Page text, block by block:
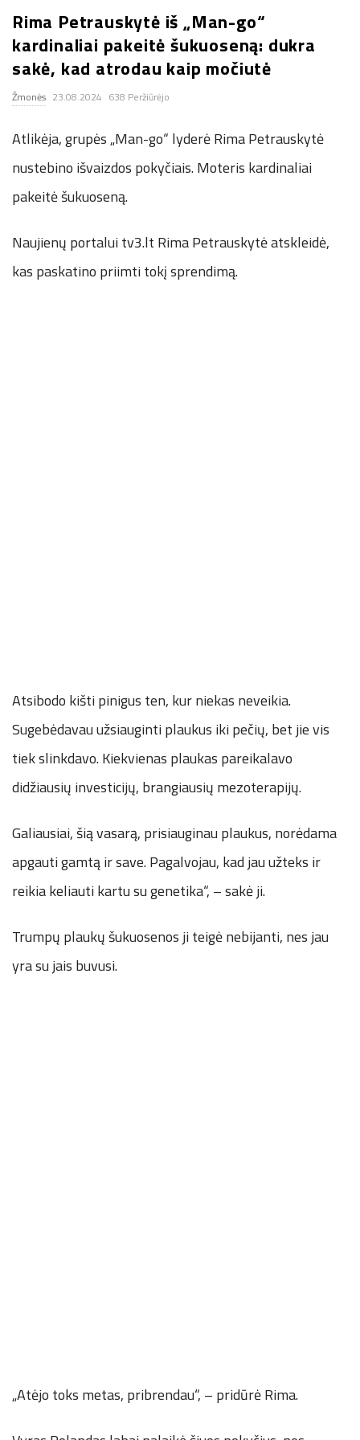
.
c
o
.
u
k
Rima Petrauskytė iš „Man-go“
kardinaliai pakeitė šukuoseną: dukra
sakė, kad atrodau kaip močiutė
Žmonės 23.08.2024 638 Peržiūrėjo
Atlikėja, grupės „Man-go“ lyderė Rima Petrauskytė
nustebino išvaizdos pokyčiais. Moteris kardinaliai
pakeitė šukuoseną.
Naujienų portalui tv3.lt Rima Petrauskytė atskleidė,
kas paskatino priimti tokį sprendimą.
Atsibodo kišti pinigus ten, kur niekas neveikia.
Sugebėdavau užsiauginti plaukus iki pečių, bet jie vis
tiek slinkdavo. Kiekvienas plaukas pareikalavo
didžiausių investicijų, brangiausių mezoterapijų.
Galiausiai, šią vasarą, prisiauginau plaukus, norėdama
apgauti gamtą ir save. Pagalvojau, kad jau užteks ir
reikia keliauti kartu su genetika“, – sakė ji.
Trumpų plaukų šukuosenos ji teigė nebijanti, nes jau
yra su jais buvusi.
„Atėjo toks metas, pribrendau“, – pridūrė Rima.